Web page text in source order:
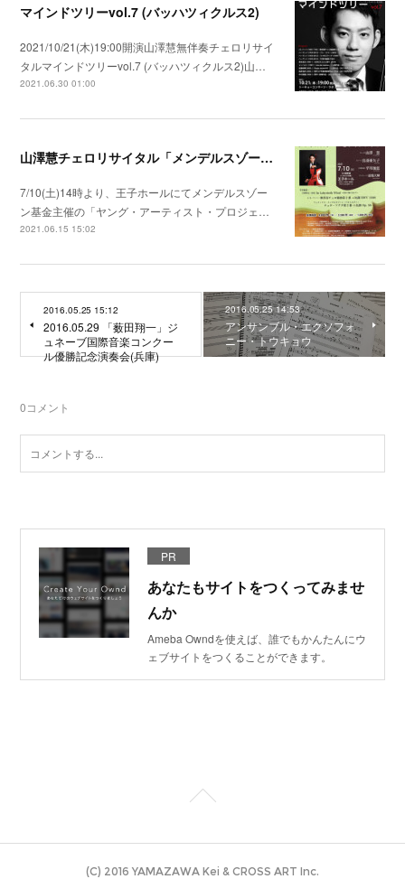
マインドツリーvol.7 (バッハツィクルス2)
2021/10/21(木)19:00開演山澤慧無伴奏チェロリサイ
タルマインドツリーvol.7 (バッハツィクルス2)山…
2021.06.30 01:00
山澤慧チェロリサイタル「メンデルスゾーンとライプツィヒ」
7/10(土)14時より、王子ホールにてメンデルスゾー
ン基金主催の「ヤング・アーティスト・プロジェ…
2021.06.15 15:02
2016.05.25 15:12
2016.05.29 「薮田翔一」ジ
ュネーブ国際音楽コンクー
ル優勝記念演奏会(兵庫)
2016.05.25 14:53
アンサンブル・エクソフォ
ニー・トウキョウ
0コメント
PR
あなたもサイトをつくってみませ
んか
Ameba Owndを使えば、誰でもかんたんにウ
ェブサイトをつくることができます。
(C) 2016 YAMAZAWA Kei & CROSS ART Inc.